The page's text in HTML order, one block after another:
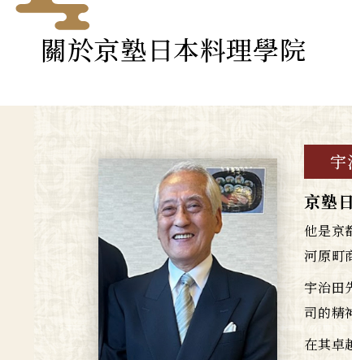
關於京塾日本料理學院
宇
京塾
他是京
河原町
宇治田
司的精
在其卓